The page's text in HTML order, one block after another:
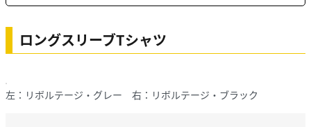
ロングスリーブTシャツ
左：リボルテージ・グレー 右：リボルテージ・ブラック